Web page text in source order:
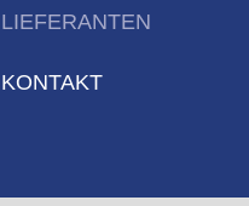
LIEFERANTEN
KONTAKT